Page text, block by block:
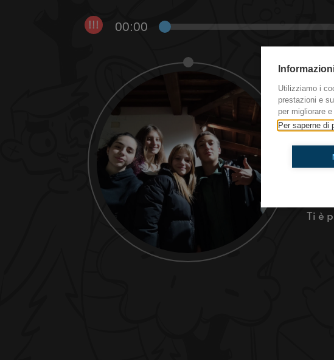
!!! 00:00
Ciao
Ti è
Utilizziamo i
prestazioni e
per migliorare
Per saperne di